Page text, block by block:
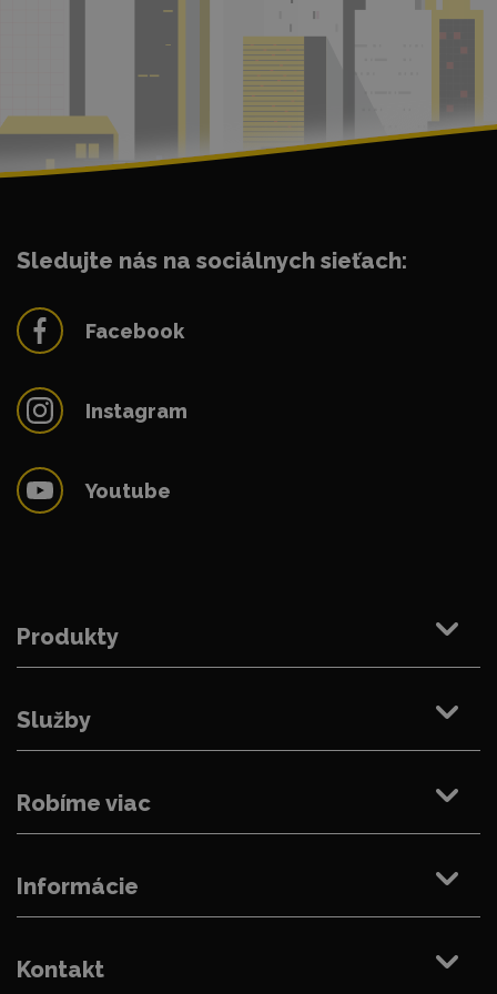
Sledujte nás na sociálnych sieťach:
Facebook
Instagram
Youtube
Produkty
Služby
Robíme viac
Informácie
Kontakt